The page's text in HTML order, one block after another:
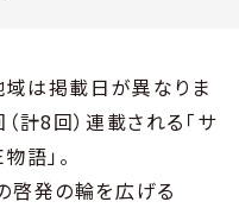
は掲載日が異なりま
計8回）連載される「サ
語」。
啓発の輪を広げる